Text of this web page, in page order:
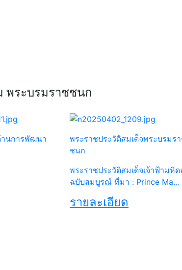
พระบรมราชชนก
นการพัฒนา
พระราชประวัติสมเด็จพระบรมร
ชนก
พระราชประวัติสมเด็จเจ้าฟ้ามหิด
ฉบับสมบูรณ์ ที่มา : Prince Ma...
รายละเอียด